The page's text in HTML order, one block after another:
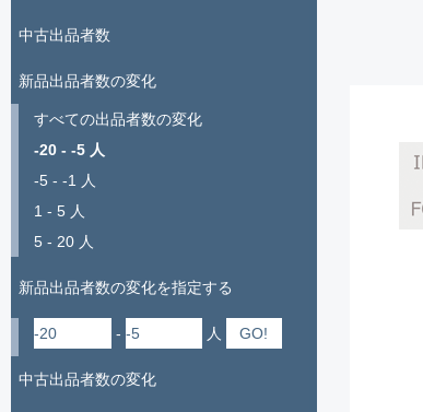
中古出品者数
新品出品者数の変化
すべての出品者数の変化
-20 - -5 人
-5 - -1 人
1 - 5 人
5 - 20 人
新品出品者数の変化を指定する
- 人
中古出品者数の変化